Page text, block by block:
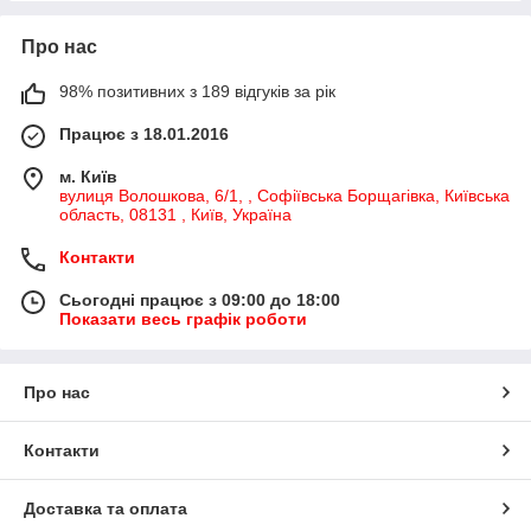
Про нас
98% позитивних з 189 відгуків за рік
Працює з 18.01.2016
м. Київ
вулиця Волошкова, 6/1, , Софіївська Борщагівка, Київська
область, 08131 , Київ, Україна
Контакти
Сьогодні працює з 09:00 до 18:00
Показати весь графік роботи
Про нас
Контакти
Доставка та оплата